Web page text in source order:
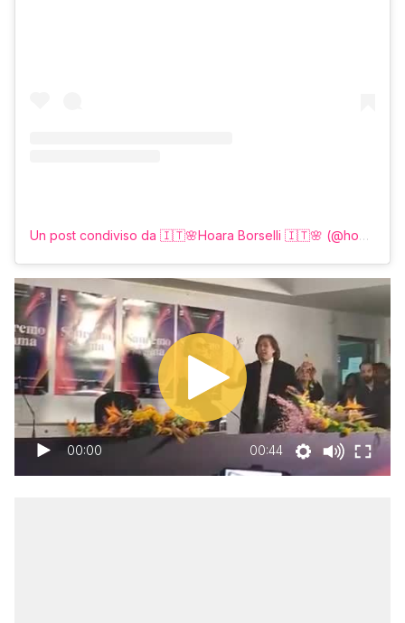
Un post condiviso da 🇮🇹🌸Hoara Borselli 🇮🇹🌸 (@hoara_borselli)
00:00 00:44